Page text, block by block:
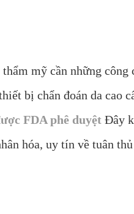
mỹ cần những công
bị chẩn đoán da cao
FDA phê duyệt Đây
hóa, uy tín về tuân